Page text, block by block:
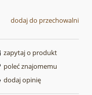
dodaj do przechowalni
zapytaj o produkt
poleć znajomemu
dodaj opinię